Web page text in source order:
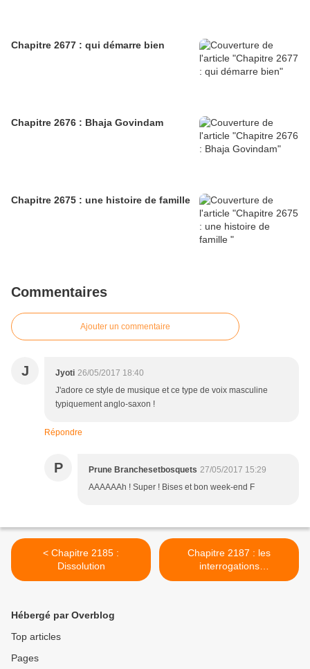
Chapitre 2677 : qui démarre bien
Chapitre 2676 : Bhaja Govindam
Chapitre 2675 : une histoire de famille
Commentaires
Ajouter un commentaire
J Jyoti 26/05/2017 18:40
J'adore ce style de musique et ce type de voix masculine
typiquement anglo-saxon !
Répondre
P Prune Branchesetbosquets 27/05/2017 15:29
AAAAAAh ! Super ! Bises et bon week-end F
< Chapitre 2185 :
Dissolution
Chapitre 2187 : les
interrogations
métaphysiques >
Hébergé par Overblog
Top articles
Pages